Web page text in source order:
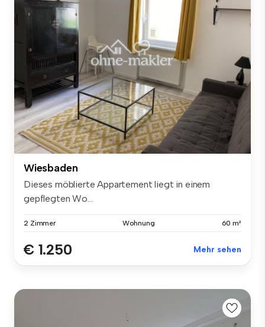
Wiesbaden
Dieses möblierte Appartement liegt in einem
gepflegten Wo...
2 Zimmer Wohnung 60 m²
€ 1.250 Mehr sehen